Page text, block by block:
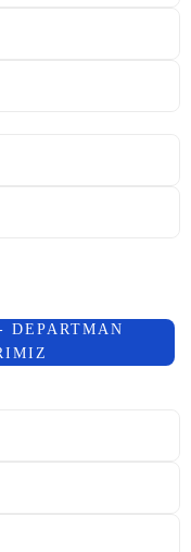
DEPARTMAN